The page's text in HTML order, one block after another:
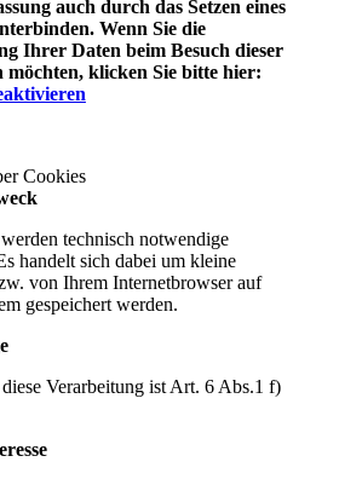
auch durch das Setzen eines
Wenn Sie die
Ihrer Daten beim Besuch dieser
möchten, klicken Sie bitte hier:
Cookies
technisch notwendige
handelt sich dabei um kleine
von Ihrem Internetbrowser auf
gespeichert werden.
Verarbeitung ist Art. 6 Abs.1 f)